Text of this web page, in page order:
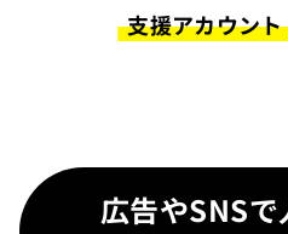
支援アカウント
広告やSNSで